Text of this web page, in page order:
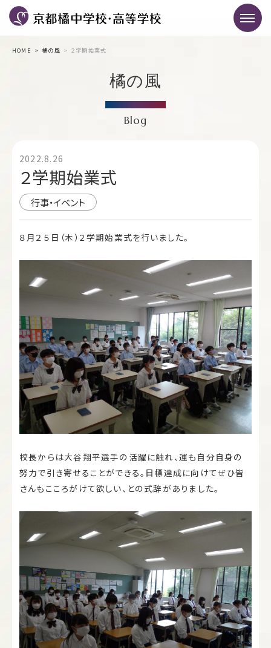
HOME 橘の風 ２学期始業式
橘の風
Blog
2022.8.26
２学期始業式
行事・イベント
８月２５日（木）２学期始業式を行いました。
校長からは大谷翔平選手の活躍に触れ、運も自分自身の
努力で引き寄せることができる。目標達成に向けてぜひ皆
さんもこころがけて欲しい、との式辞がありました。